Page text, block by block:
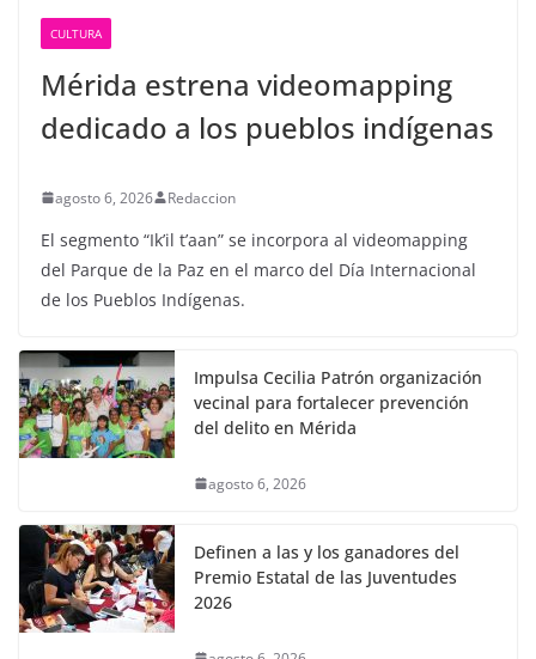
CULTURA
Mérida estrena videomapping
dedicado a los pueblos indígenas
agosto 6, 2026 Redaccion
El segmento “Ik’il t’aan” se incorpora al videomapping
del Parque de la Paz en el marco del Día Internacional
de los Pueblos Indígenas.
Impulsa Cecilia Patrón organización
vecinal para fortalecer prevención
del delito en Mérida
agosto 6, 2026
Definen a las y los ganadores del
Premio Estatal de las Juventudes
2026